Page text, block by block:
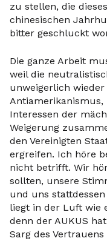
zu stellen, die
chinesischen
bitter geschluckt
Die ganze Arbeit
weil die
unweigerlich
Interessen der
Weigerung
den Vereinigten
ergreifen. Ich höre
nicht betrifft. Wir
sollten, unsere
und uns
liegt in der Luft wie
denn der AUKUS
Sarg des